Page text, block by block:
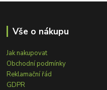
Vše o nákupu
Jak nakupovat
Obchodní podmínky
Reklamační řád
GDPR